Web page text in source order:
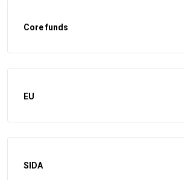
Core funds
EU
SIDA